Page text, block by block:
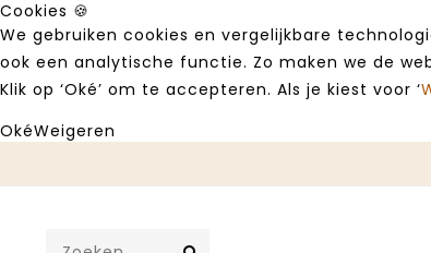
Cookies 🍪
We gebruiken cookies en vergelijkbare
ook een analytische functie. Zo maken we de
Klik op ‘Oké’ om te accepteren. Als je kiest voor ‘
OkéWeigeren